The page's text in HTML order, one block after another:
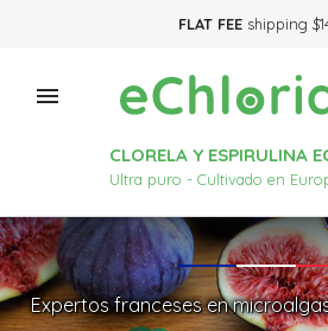
FLAT FEEshipping

CLORELA Y ESPIRULINA
Ultra puro - Cultivado en
Expertos franceses en